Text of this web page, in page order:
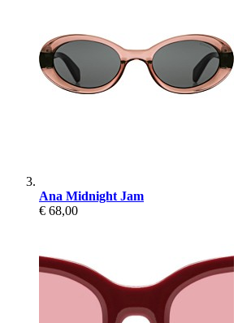
Ana Midnight Jam
€ 68,00